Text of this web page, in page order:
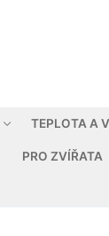
TEPLOTA A
PRO ZVÍŘATA